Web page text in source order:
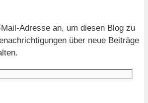
Adresse an, um diesen Blog zu
über neue Beiträge